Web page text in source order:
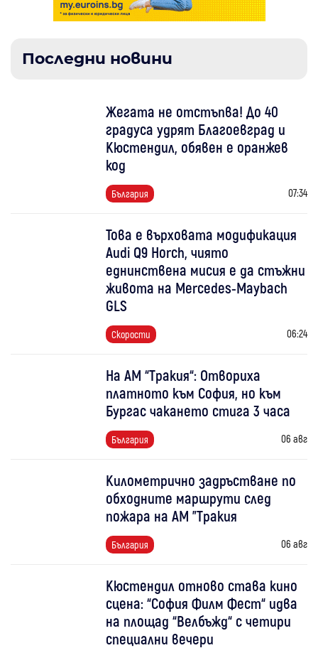
Последни новини
Жегата не отстъпва! До 40
градуса удрят Благоевград и
Кюстендил, обявен е оранжев
код
България 07:34
Това е върховата модификация
Audi Q9 Horch, чиято
еднинствена мисия е да стъжни
живота на Mercedes-Maybach
GLS
Скорости 06:24
На АМ “Тракия“: Отвориха
платното към София, но към
Бургас чакането стига 3 часа
България 06 авг
Километрично задръстване по
обходните маршрути след
пожара на АМ "Тракия
България 06 авг
Кюстендил отново става кино
сцена: “София Филм Фест“ идва
на площад “Велбъжд“ с четири
специални вечери